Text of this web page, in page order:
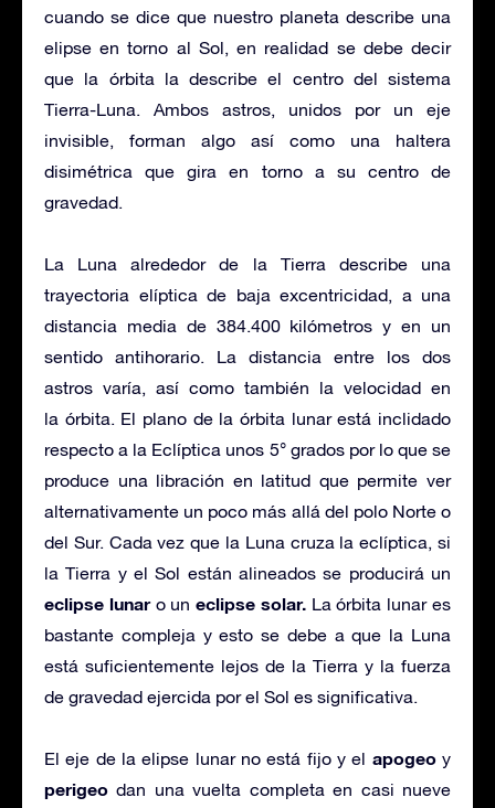
cuando se dice que nuestro planeta describe una
elipse en torno al Sol, en realidad se debe decir
que la órbita la describe el centro del sistema
Tierra-Luna. Ambos astros, unidos por un eje
invisible, forman algo así como una haltera
disimétrica que gira en torno a su centro de
gravedad.
La Luna alrededor de la Tierra describe una
trayectoria elíptica de baja excentricidad, a una
distancia media de 384.400 kilómetros y en un
sentido antihorario. La distancia entre los dos
astros varía, así como también la velocidad en
la órbita. El plano de la órbita lunar está inclidado
respecto a la Eclíptica unos 5° grados por lo que se
produce una libración en latitud que permite ver
alternativamente un poco más allá del polo Norte o
del Sur. Cada vez que la Luna cruza la eclíptica, si
la Tierra y el Sol están alineados se producirá un
eclipse lunaro uneclipse solar.La órbita lunar es
bastante compleja y esto se debe a que la Luna
está suficientemente lejos de la Tierra y la fuerza
de gravedad ejercida por el Sol es significativa.
El eje de la elipse lunar no está fijo y el apogeoy
perigeo dan una vuelta completa en casi nueve